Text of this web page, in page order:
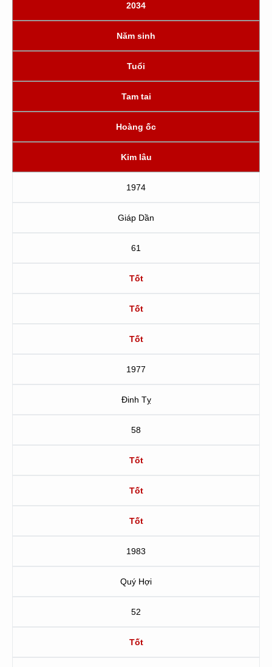
2034
Năm sinh
Tuổi
Tam tai
Hoàng ốc
Kim lâu
1974
Giáp Dần
61
Tốt
Tốt
Tốt
1977
Đinh Tỵ
58
Tốt
Tốt
Tốt
1983
Quý Hợi
52
Tốt